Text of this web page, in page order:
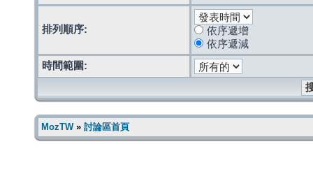
排列順序:
依序遞增
依序遞減
時間範圍:
MozTW» 討論區首頁